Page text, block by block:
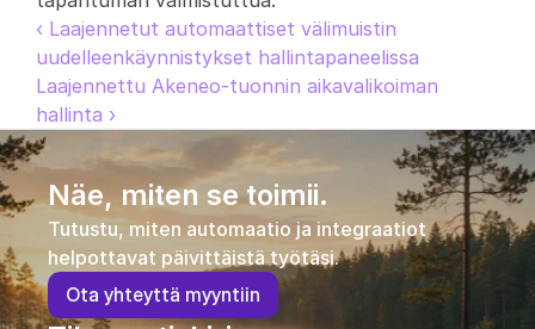
Muutosloki
Tuki
Kehittäjille
Tietoa
Select Language
a a d
‹ Laajennetut automaattiset välimuistin
uudelleenkäynnistykset hallintapaneelissa
Laajennettu Akeneo-tuonnin aikavalikoiman
hallinta ›
Näe, miten se toimii.
Tutustu, miten automaatio ja integraatiot
helpottavat päivittäistä työtäsi.
Ota yhteyttä myyntiin